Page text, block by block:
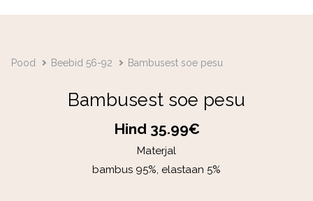
Pood Beebid 56-92 Bambusest soe pesu
Bambusest soe pesu
Hind 35.99€
Materjal
bambus 95%, elastaan 5%